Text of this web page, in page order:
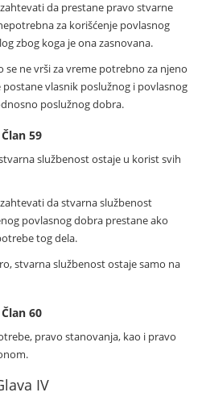
da prestane pravo stvarne
za korišćenje povlasnog
zbog koga je ona zasnovana.
se ne vrši za vreme potrebno za njeno
vlasnik poslužnog i povlasnog
poslužnog dobra.
Član 59
službenost ostaje u korist svih
da stvarna službenost
povlasnog dobra prestane ako
tog dela.
stvarna službenost ostaje samo na
Član 60
pravo stanovanja, kao i pravo
IV